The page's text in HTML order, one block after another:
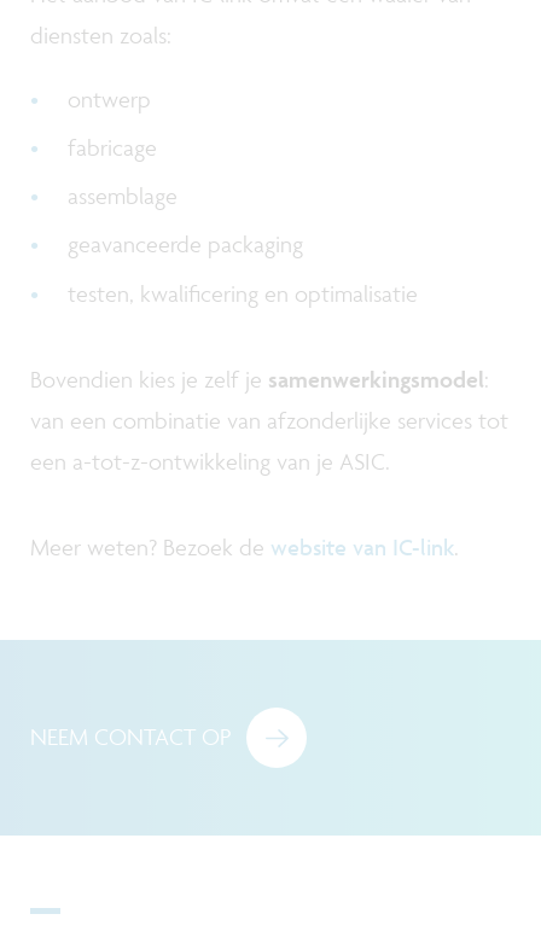
diensten zoals:
ontwerp
fabricage
assemblage
geavanceerde packaging
testen, kwalificering en optimalisatie
Bovendien kies je zelf je samenwerkingsmodel:
van een combinatie van afzonderlijke services tot
een a-tot-z-ontwikkeling van je ASIC.
Meer weten? Bezoek de website van IC-link.
NEEM CONTACT OP